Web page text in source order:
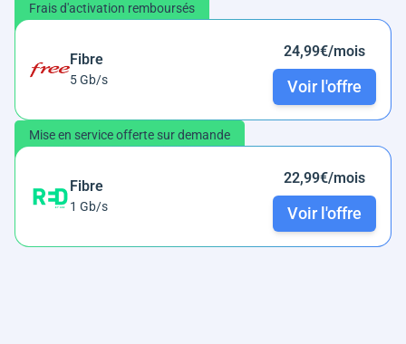
Frais d'activation remboursés
Fibre
5 Gb/s
24,99€/mois
Voir l'offre
Mise en service offerte sur demande
Fibre
1 Gb/s
22,99€/mois
Voir l'offre